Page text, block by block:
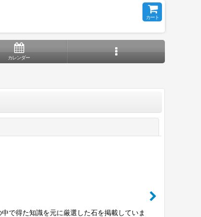
カート
カレンダー
で得た知識を元に厳選した石を掲載していま